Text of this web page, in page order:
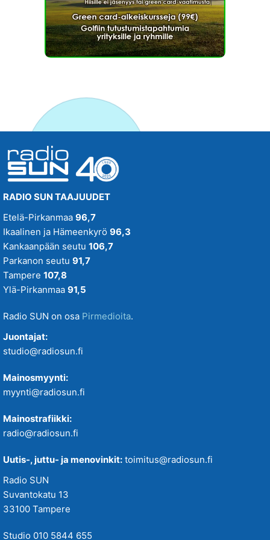
RADIO SUN TAAJUUDET
Etelä-Pirkanmaa 96,7
Ikaalinen ja Hämeenkyrö 96,3
Kankaanpään seutu 106,7
Parkanon seutu 91,7
Tampere 107,8
Ylä-Pirkanmaa 91,5
Radio SUN on osa Pirmedioita.
Juontajat:
studio@radiosun.fi
Mainosmyynti:
myynti@radiosun.fi
Mainostrafiikki:
radio@radiosun.fi
Uutis-, juttu- ja menovinkit: toimitus@radiosun.fi
Radio SUN
Suvantokatu 13
33100 Tampere
Studio 010 5844 655